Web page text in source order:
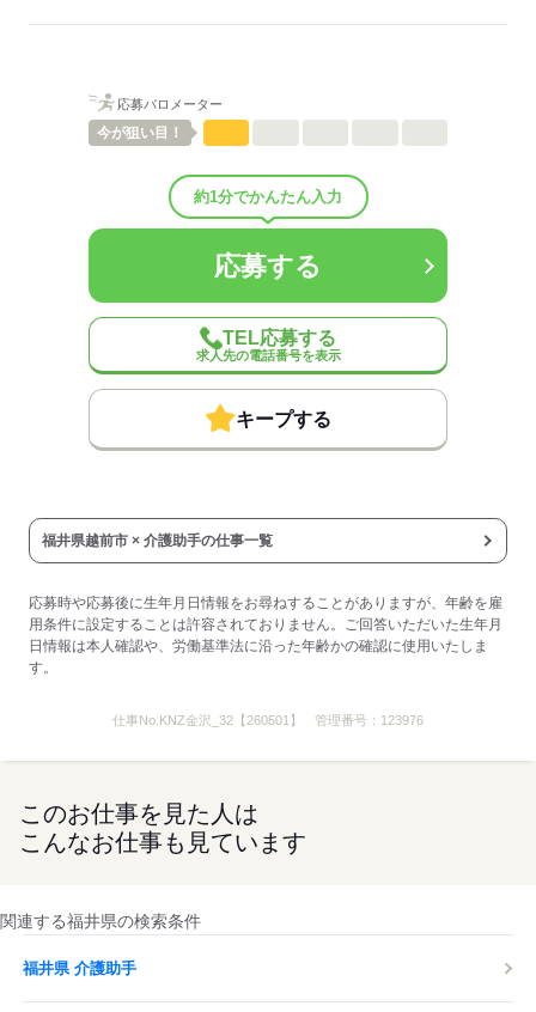
ひとりで
しずか
有料老人ホーム/デイサービス施設/グループホーム/特別養護老人ホ
ーム/病院など
10人
（男5：女5）
平均年齢
医療・介護・福祉関連
応募する
応募バロメーター
今が狙い目！
約1分でかんたん入力
応募する
TEL応募する
求人先の電話番号を表示
キープする
福井県越前市 × 介護助手の仕事一覧
応募時や応募後に生年月日情報をお尋ねすることがありますが、年齢を雇
用条件に設定することは許容されておりません。ご回答いただいた生年月
日情報は本人確認や、労働基準法に沿った年齢かの確認に使用いたしま
す。
仕事No. KNZ金沢_32【260501】 管理番号： 123976
このお仕事を見た人は
こんなお仕事も見ています
関連する福井県の検索条件
福井県 介護助手